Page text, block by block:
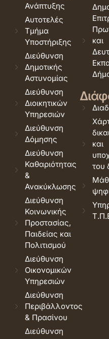
Ανάπτυξης
Αυτοτελές
Τμήμα
Υποστήριξης
Διεύθυνση
Δημοτικής
Αστυνομίας
Διεύθυνση
Διοικητικών
Υπηρεσιών
Διεύθυνση
Δόμησης
Διεύθυνση
Καθαριότητας
&
Ανακύκλωσης
Διεύθυνση
Κοινωνικής
Προστασίας,
Παιδείας και
Πολιτισμού
Διεύθυνση
Οικονομικών
Υπηρεσιών
Διεύθυνση
Περιβάλλοντος
& Πρασίνου
Διεύθυνση
και
και
του